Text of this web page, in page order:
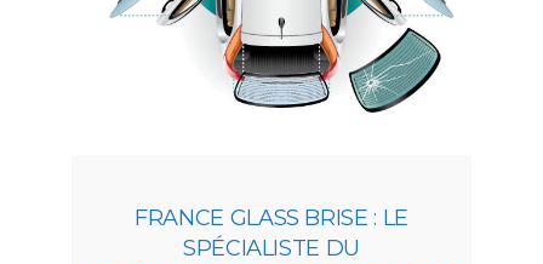
FRANCE GLASS BRISE : LE
SPÉCIALISTE DU